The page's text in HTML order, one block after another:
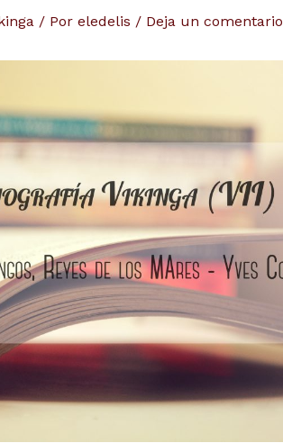
/ Por eledelis / Deja un comentario